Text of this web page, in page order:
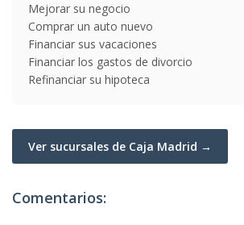
Mejorar su negocio
Comprar un auto nuevo
Financiar sus vacaciones
Financiar los gastos de divorcio
Refinanciar su hipoteca
Ver sucursales de Caja Madrid →
Comentarios: